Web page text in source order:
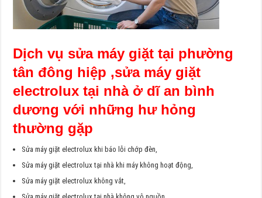
Dịch vụ sửa máy giặt tại phường
tân đông hiệp ,sửa máy giặt
electrolux tại nhà ở dĩ an bình
dương với những hư hỏng
thường gặp
Sửa máy giặt electrolux khi báo lỗi chớp đèn,
Sửa máy giặt electrolux tại nhà khi máy không hoạt động,
Sửa máy giặt electrolux không vắt,